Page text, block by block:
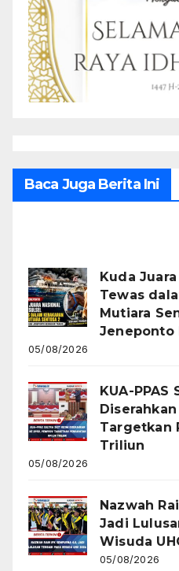
Baca Juga Berita Ini
Kuda
Tewas
Mutiara
Jeneponto
05/08/2026
KUA-PPAS
Targetkan
Triliun
05/08/2026
Nazwah
Jadi
Wisuda
05/08/2026